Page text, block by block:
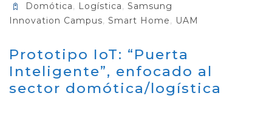
Domótica, Logística, Samsung
Innovation Campus, Smart Home, UAM
Prototipo IoT: “Puerta
Inteligente”, enfocado al
sector domótica/logística